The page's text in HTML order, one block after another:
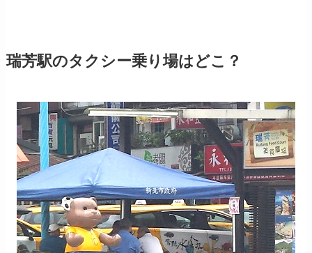
瑞芳駅のタクシー乗り場はどこ？